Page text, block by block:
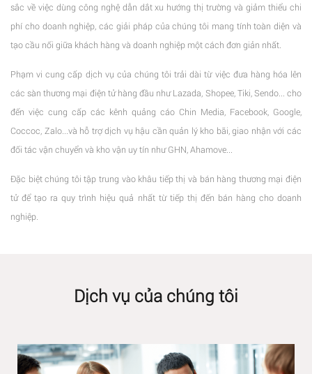
sắc về việc dùng công nghệ dẫn dắt xu hướng thị trường và giảm thiểu chi
phí cho doanh nghiệp, các giải pháp của chúng tôi mang tính toàn diện và
tạo cầu nối giữa khách hàng và doanh nghiệp một cách đơn giản nhất.
Phạm vi cung cấp dịch vụ của chúng tôi trải dài từ việc đưa hàng hóa lên
các sàn thương mại điện tử hàng đầu như Lazada, Shopee, Tiki, Sendo... cho
đến việc cung cấp các kênh quảng cáo Chin Media, Facebook, Google,
Coccoc, Zalo...và hỗ trợ dịch vụ hậu cần quản lý kho bãi, giao nhận với các
đối tác vận chuyển và kho vận uy tín như GHN, Ahamove...
Đặc biệt chúng tôi tập trung vào khâu tiếp thị và bán hàng thương mại điện
tử để tạo ra quy trình hiệu quả nhất từ tiếp thị đến bán hàng cho doanh
nghiệp.
Dịch vụ của chúng tôi